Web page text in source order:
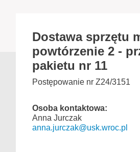
Dostawa sprzętu
powtórzenie 2 -
pakietu nr 11
Postępowanie nr Z24/3151
Osoba kontaktowa:
Anna Jurczak
anna.jurczak@usk.wroc.pl